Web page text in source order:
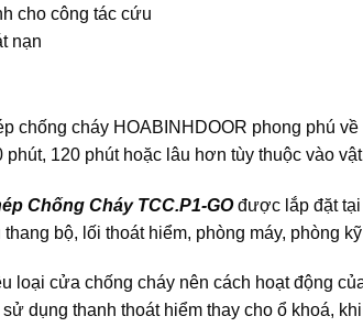
chống cháy HOABINHDOOR phong phú
phút, 120 phút hoặc lâu hơn tùy thuộc vào
Chống Cháy TCC.P1-GOđược lắp đặt tại
thang bộ, lối thoát hiểm, phòng máy, phòng
loại cửa chống cháy nên cách hoạt động
dụng thanh thoát hiểm thay cho ổ khoá,